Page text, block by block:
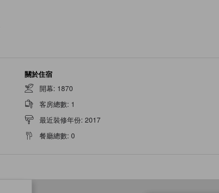
關於住宿
開幕: 1870
客房總數: 1
最近裝修年份:2017
餐廳總數:0